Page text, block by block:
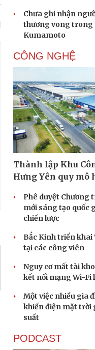
Chưa ghi nhận
thương vong trong
Kumamoto
CÔNG NGHỆ
Thành lập Khu
Hưng Yên quy mô
Phê duyệt Chương
mới sáng tạo quốc
chiến lược
Bắc Kinh triển khai
tại các công viên
Nguy cơ mất tài
kết nối mạng Wi-Fi
Một việc nhiều gia
khiến điện mặt trời
suất
PODCAST